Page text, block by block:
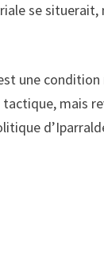
se situerait,
une condition
mais